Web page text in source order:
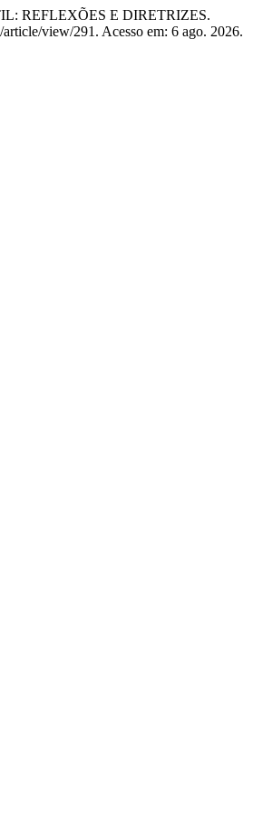
REFLEXÕES E DIRETRIZES.
view/291. Acesso em: 6 ago. 2026.